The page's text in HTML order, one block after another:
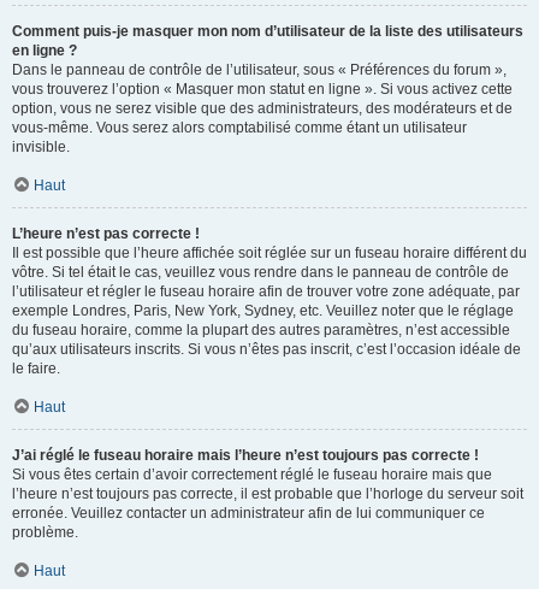
Comment puis-je masquer mon nom d’utilisateur de la liste des utilisateurs
en ligne ?
Dans le panneau de contrôle de l’utilisateur, sous « Préférences du forum »,
vous trouverez l’option « Masquer mon statut en ligne ». Si vous activez cette
option, vous ne serez visible que des administrateurs, des modérateurs et de
vous-même. Vous serez alors comptabilisé comme étant un utilisateur
invisible.
Haut
L’heure n’est pas correcte !
Il est possible que l’heure affichée soit réglée sur un fuseau horaire différent du
vôtre. Si tel était le cas, veuillez vous rendre dans le panneau de contrôle de
l’utilisateur et régler le fuseau horaire afin de trouver votre zone adéquate, par
exemple Londres, Paris, New York, Sydney, etc. Veuillez noter que le réglage
du fuseau horaire, comme la plupart des autres paramètres, n’est accessible
qu’aux utilisateurs inscrits. Si vous n’êtes pas inscrit, c’est l’occasion idéale de
le faire.
Haut
J’ai réglé le fuseau horaire mais l’heure n’est toujours pas correcte !
Si vous êtes certain d’avoir correctement réglé le fuseau horaire mais que
l’heure n’est toujours pas correcte, il est probable que l’horloge du serveur soit
erronée. Veuillez contacter un administrateur afin de lui communiquer ce
problème.
Haut